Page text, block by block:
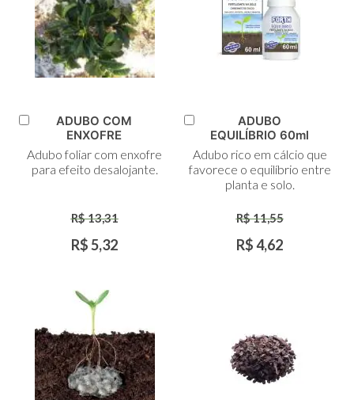
Adicionar
Carrinho
ADUBO COM
ENXOFRE
Adubo foliar com enxofre
para efeito desalojante.
R$ 13,31
R$ 5,32
Adicionar
Carrinho
ADUBO
EQUILÍBRIO 60ml
Adubo rico em cálcio que
favorece o equilíbrio entre
planta e solo.
R$ 11,55
R$ 4,62